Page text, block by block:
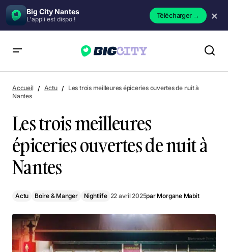
Big City Nantes
L'appli est dispo ! Télécharger→ ×
Accueil Actu
Les trois meilleures épiceries ouvertes de nuit à
Nantes
Les trois meilleures
épiceries ouvertes de nuit à
Nantes
Actu Boire & Manger Nightlife 22 avril 2025par Morgane Mabit